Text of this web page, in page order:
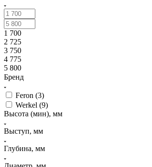
1 700
2 725
3 750
4 775
5 800
Бренд
Feron (3)
Werkel (9)
Высота (мин), мм
Выступ, мм
Глубина, мм